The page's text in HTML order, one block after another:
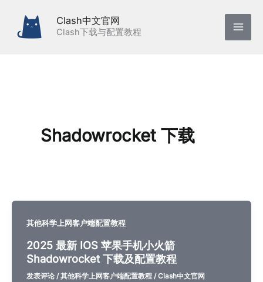
Clash中文官网
Clash下载与配置教程
Shadowrocket 下载
其他科学上网客户端配置教程
2025 最新 IOS 苹果手机小火箭
Shadowrocket 下载及配置教程
发表评论 /其他科学上网客户端配置教程/Clash中文官网